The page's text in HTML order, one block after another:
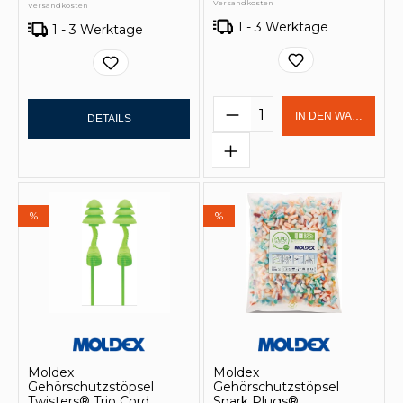
Versandkosten
1 - 3 Werktage
DETAILS
Versandkosten
1 - 3 Werktage
Produkt Anzahl:
IN DEN
%
Moldex
Gehörschutzstöpsel
%
Moldex
Gehörschutzstöpsel